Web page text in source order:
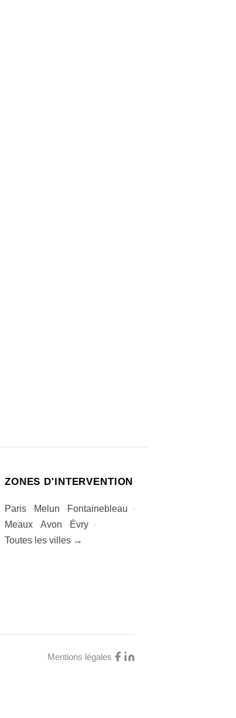
ZONES D'INTERVENTION
Paris Melun
Fontainebleau
Meaux
Avon
Évry
Toutes les villes →
Mentions légales